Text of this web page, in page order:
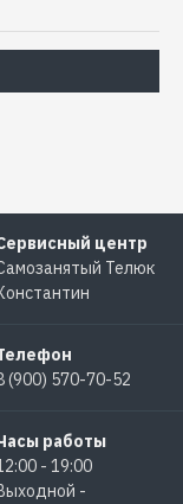
центр
Телюк
(900) 570-70-52
работы
- 19:00
-